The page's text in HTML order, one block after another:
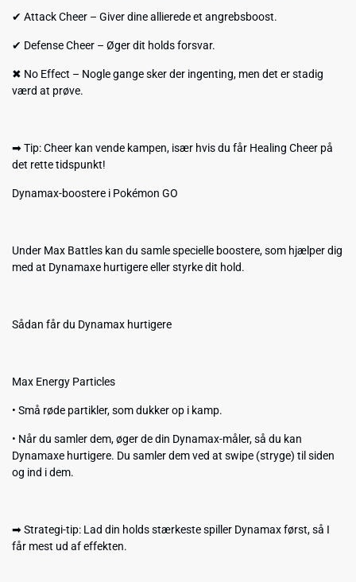
✔ Attack Cheer – Giver dine allierede et angrebsboost.
✔ Defense Cheer – Øger dit holds forsvar.
✖ No Effect – Nogle gange sker der ingenting, men det er stadig
værd at prøve.
➡ Tip: Cheer kan vende kampen, især hvis du får Healing Cheer på
det rette tidspunkt!
Dynamax-boostere i Pokémon GO
Under Max Battles kan du samle specielle boostere, som hjælper dig
med at Dynamaxe hurtigere eller styrke dit hold.
Sådan får du Dynamax hurtigere
Max Energy Particles
• Små røde partikler, som dukker op i kamp.
• Når du samler dem, øger de din Dynamax-måler, så du kan
Dynamaxe hurtigere. Du samler dem ved at swipe (stryge) til siden
og ind i dem.
➡ Strategi-tip: Lad din holds stærkeste spiller Dynamax først, så I
får mest ud af effekten.